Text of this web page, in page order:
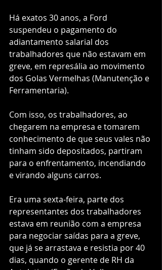
Há exatos 30 anos, a Ford
suspendeu o pagamento do
adiantamento salarial dos
trabalhadores que não estavam em
greve, em represália ao movimento
dos Golas Vermelhas (Manutenção e
Ferramentaria).
Com isso, os trabalhadores, ao
chegarem na empresa e tomarem
conhecimento de que seus vales não
tinham sido depositados, partiram
para o enfrentamento, incendiando
e virando alguns carros.
Era uma sexta-feira, parte dos
representantes dos trabalhadores
estava em reunião com a empresa
para negociar saídas para a greve,
que já se arrastava e resistia por 40
dias, quando o gerente de RH da